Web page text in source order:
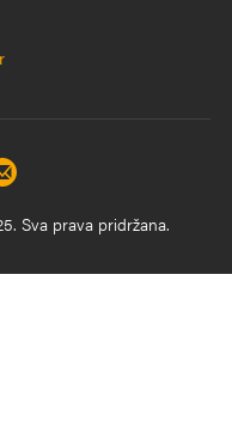
Sva prava pridržana.